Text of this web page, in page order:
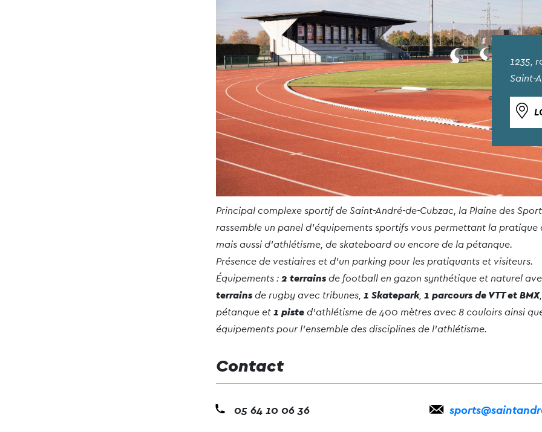
1235,
Saint-
Principal complexe sportif de Saint-André-de-Cubzac, la Plaine des
rassemble un panel d’équipements sportifs vous permettant la pratique
mais aussi d’athlétisme, de skateboard ou encore de la pétanque.
Présence de vestiaires et d’un parking pour les pratiquants et visiteurs.
Équipements : 2 terrainsde football en gazon synthétique et naturel
terrainsde rugby avec tribunes, 1 Skatepark, 1 parcours de VTT et BMX
pétanque et 1 pisted’athlétisme de 400 mètres avec 8 couloirs ainsi
équipements pour l’ensemble des disciplines de l’athlétisme.
Contact
05 64 10 06 36